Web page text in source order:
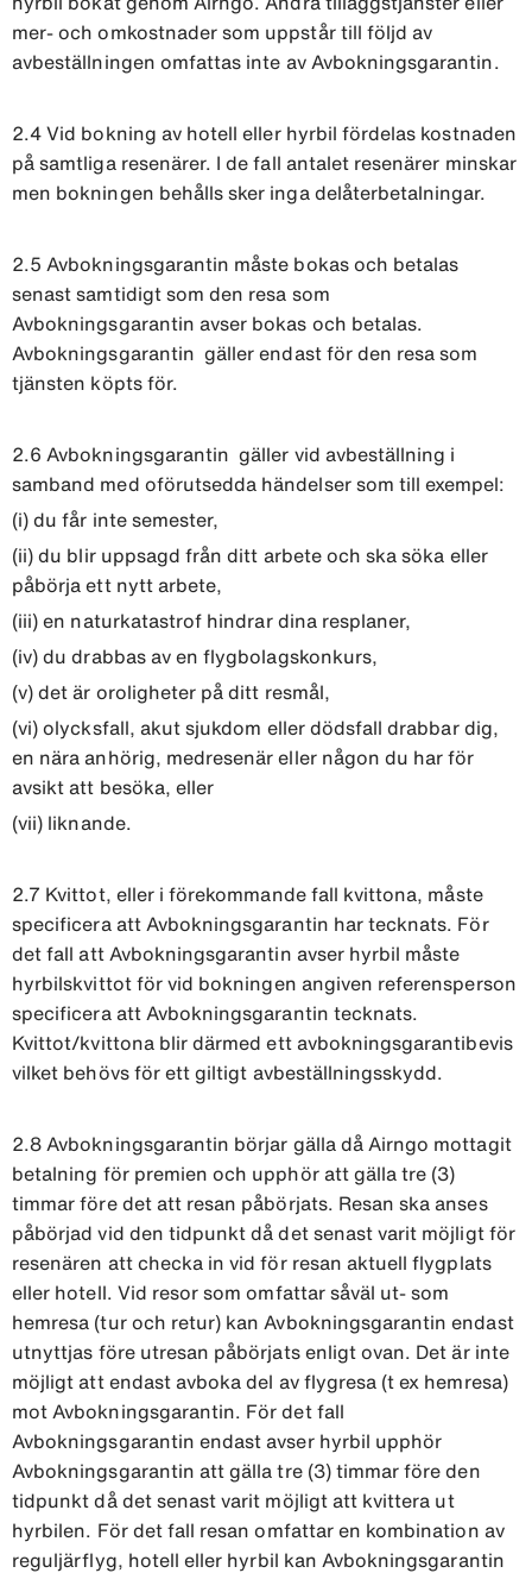
mer- och omkostnader som uppstår till följd av
avbeställningen omfattas inte av Avbokningsgarantin.
2.4 Vid bokning av hotell eller hyrbil fördelas kostnaden
på samtliga resenärer. I de fall antalet resenärer minskar
men bokningen behålls sker inga delåterbetalningar.
2.5 Avbokningsgarantin måste bokas och betalas
senast samtidigt som den resa som
Avbokningsgarantin avser bokas och betalas.
Avbokningsgarantin gäller endast för den resa som
tjänsten köpts för.
2.6 Avbokningsgarantin gäller vid avbeställning i
samband med oförutsedda händelser som till exempel:
(i) du får inte semester,
(ii) du blir uppsagd från ditt arbete och ska söka eller
påbörja ett nytt arbete,
(iii) en naturkatastrof hindrar dina resplaner,
(iv) du drabbas av en flygbolagskonkurs,
(v) det är oroligheter på ditt resmål,
(vi) olycksfall, akut sjukdom eller dödsfall drabbar dig,
en nära anhörig, medresenär eller någon du har för
avsikt att besöka, eller
(vii) liknande.
2.7 Kvittot, eller i förekommande fall kvittona, måste
specificera att Avbokningsgarantin har tecknats. För
det fall att Avbokningsgarantin avser hyrbil måste
hyrbilskvittot för vid bokningen angiven referensperson
specificera att Avbokningsgarantin tecknats.
Kvittot/kvittona blir därmed ett avbokningsgarantibevis
vilket behövs för ett giltigt avbeställningsskydd.
2.8 Avbokningsgarantin börjar gälla då Airngo mottagit
betalning för premien och upphör att gälla tre (3)
timmar före det att resan påbörjats. Resan ska anses
påbörjad vid den tidpunkt då det senast varit möjligt för
resenären att checka in vid för resan aktuell flygplats
eller hotell. Vid resor som omfattar såväl ut- som
hemresa (tur och retur) kan Avbokningsgarantin endast
utnyttjas före utresan påbörjats enligt ovan. Det är inte
möjligt att endast avboka del av flygresa (t ex hemresa)
mot Avbokningsgarantin. För det fall
Avbokningsgarantin endast avser hyrbil upphör
Avbokningsgarantin att gälla tre (3) timmar före den
tidpunkt då det senast varit möjligt att kvittera ut
hyrbilen. För det fall resan omfattar en kombination av
reguljärflyg, hotell eller hyrbil kan Avbokningsgarantin